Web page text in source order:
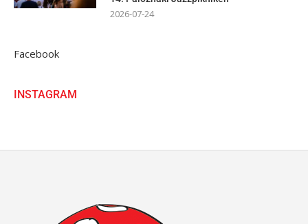
2026-07-24
Facebook
INSTAGRAM